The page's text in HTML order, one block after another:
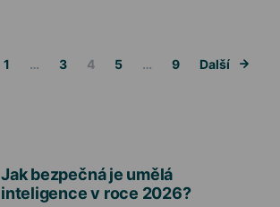
Stránkování
1 … 3 4 5 … 9 Další
Jak bezpečná je umělá
inteligence v roce 2026?